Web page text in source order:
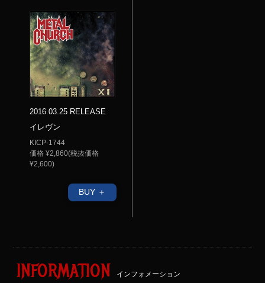
2016.03.25 RELEASE
イレヴン
KICP-1744
価格 ¥2,860(税抜価格
¥2,600)
BUY ＋
INFORMATION インフォメーション